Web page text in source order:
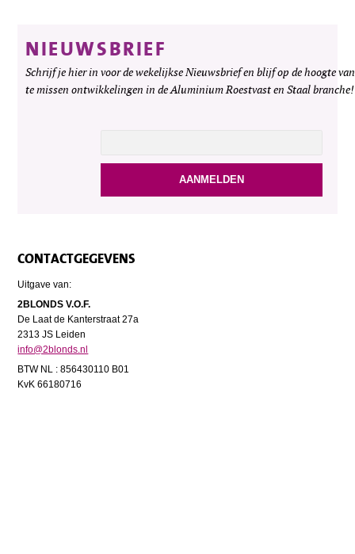
NIEUWSBRIEF
Schrijf je hier in voor de wekelijkse Nieuwsbrief en blijf op de hoogte
te missen ontwikkelingen in de Aluminium Roestvast en Staal branche!
CONTACTGEGEVENS
Uitgave van:
2BLONDS V.O.F.
De Laat de Kanterstraat 27a
2313 JS Leiden
info@2blonds.nl
BTW NL : 856430110 B01
KvK 66180716